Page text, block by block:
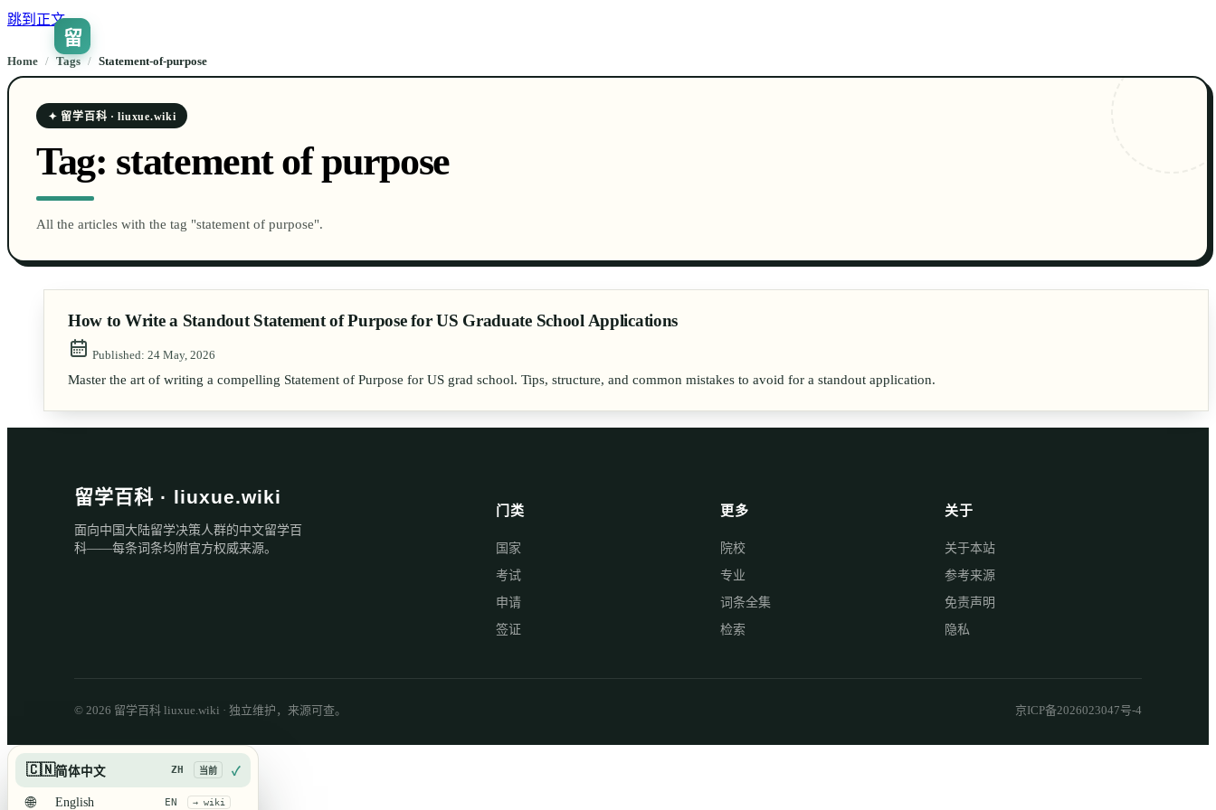
跳到正文
留
Home / Tags / statement-of-purpose
✦ 留学百科 · liuxue.wiki
Tag: statement of purpose
All the articles with the tag "statement of purpose".
How to Write a Standout Statement of Purpose for US Graduate School Applications
Published: 24 May, 2026
Master the art of writing a compelling Statement of Purpose for US grad school. Tips, structure, and common mistakes to avoid for a standout application.
留学百科 · liuxue.wiki
面向中国大陆留学决策人群的中文留学百
科——每条词条均附官方权威来源。
门类
国家
考试
申请
签证
更多
院校
专业
词条全集
检索
关于
关于本站
参考来源
免责声明
隐私
© 2026 留学百科 liuxue.wiki · 独立维护，来源可查。 京ICP备2026023047号-4
🇨🇳简体中文 ZH 当前 ✓
🌐 English EN → wiki